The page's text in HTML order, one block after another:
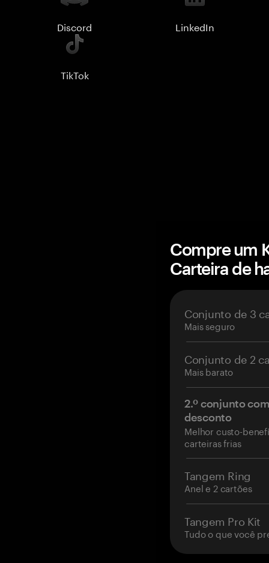
Discord LinkedIn
TikTok
Compre um
Carteira de
Conjunto de 3
Mais seguro
Conjunto de 2
Mais barato
2.º conjunto
desconto
Melhor custo-
carteiras frias
Tangem Ring
Anel e 2 cartões
Tangem Pro Kit
Tudo o que você